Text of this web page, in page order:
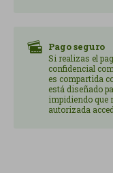
Pago seguro
Si realizas el
confidencial
es compartida
está diseñado
impidiendo que
autorizada